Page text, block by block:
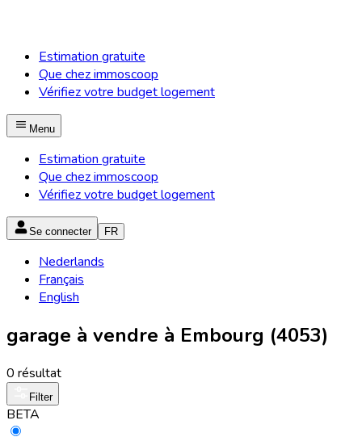
Estimation gratuite
Que chez immoscoop
Vérifiez votre budget logement
Menu
Estimation gratuite
Que chez immoscoop
Vérifiez votre budget logement
Se connecter FR
Nederlands
Français
English
garage à vendre à Embourg (4053)
0 résultat
Filter
BETA